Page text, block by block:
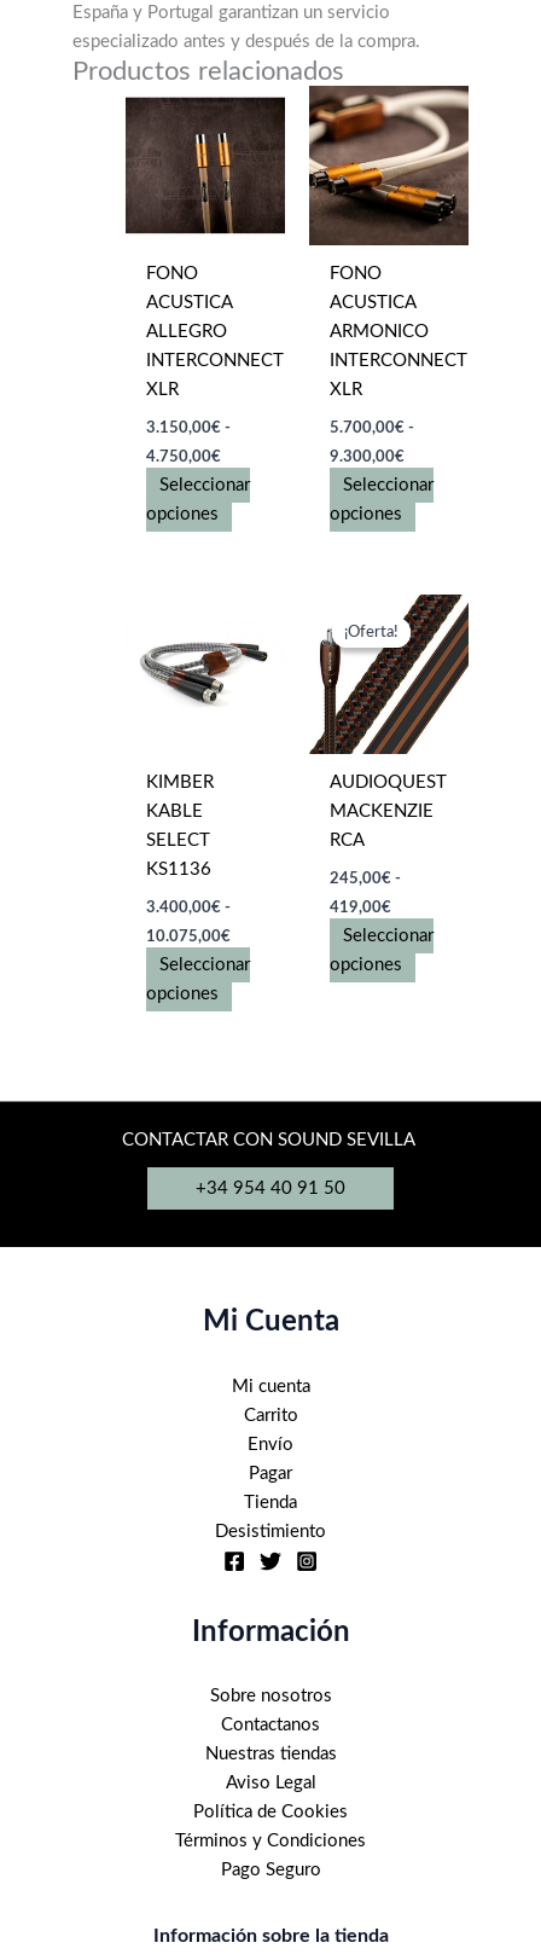
España y Portugal garantizan un servicio
especializado antes y después de la compra.
Productos relacionados
FONO
ACUSTICA
ALLEGRO
INTERCONNECT
XLR
3.150,00€ -
4.750,00€
de
precios:
3.150,00€
Seleccionar
opciones
Las
FONO
ACUSTICA
ARMONICO
INTERCONNECT
XLR
5.700,00€ -
9.300,00€
de
precios:
5.700,00€
Seleccionar
opciones
múltiples
variantes.
Las
opciones
se
pueden
elegir
en
producto
KIMBER
KABLE
SELECT
KS1136
3.400,00€ -
10.075,00€
de
precios:
3.400,00€
Seleccionar
opciones
Las
opciones
se
la
¡Oferta!
¡Oferta!
AUDIOQUEST
MACKENZIE
RCA
245,00€ -
419,00€
de
precios:
desde
245,00€
Seleccionar
opciones
CONTACTAR CON SOUND SEVILLA
+34 954 40 91 50
Mi Cuenta
Mi cuenta
Carrito
Envío
Pagar
Tienda
Desistimiento
Información
Sobre nosotros
Contactanos
Nuestras tiendas
Aviso Legal
Política de Cookies
Términos y Condiciones
Pago Seguro
Información sobre la tienda